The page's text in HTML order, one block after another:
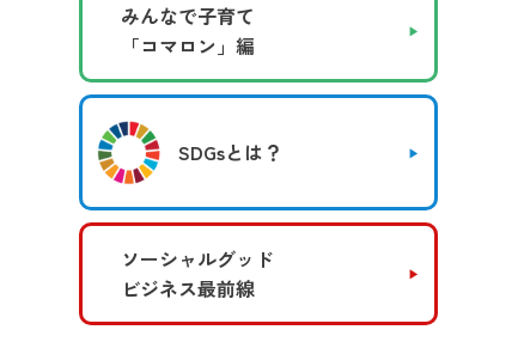
みんなで子育て
「コマロン」編
SDGsとは？
ソーシャルグッド
ビジネス最前線